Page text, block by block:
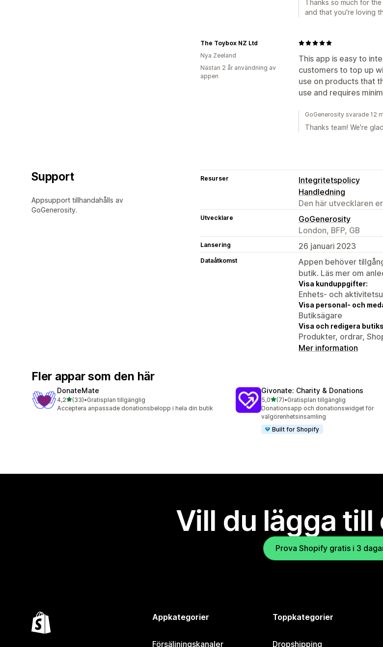
Thanks so much for
and that you're loving
This app is easy to
customers to top up
use on products that
use and requires
The Toybox NZ Ltd
Nya Zeeland
Nästan 2 år användning av
appen
GoGenerosity svarade 12
Thanks team! We're
Support
Appsupport tillhandahålls av
GoGenerosity.
Resurser
Integritetspolicy
Handledning
Den här utvecklaren
Utvecklare
GoGenerosity
London, BFP, GB
Lansering 26 januari 2023
Dataåtkomst
Appen behöver
butik. Läs mer om
Visa kunduppgifter:
Enhets- och
Visa personal- och
Butiksägare
Visa och redigera
Produkter, ordrar,
Mer information
Fler appar som den här
DonateMate
4,2av 5 stjärnor
(33)
33 recensioner totalt
•Gratisplan tillgänglig
Acceptera anpassade donationsbelopp i hela din butik
Givonate: Charity & Donations
5,0av 5 stjärnor
(7)
7 recensioner totalt
•Gratisplan tillgänglig
Donationsapp och donationswidget för
välgörenhetsinsamling
Built for Shopify
Vill du lägga till
Prova Shopify gratis i 3
Appkategorier
Försäljningskanaler
Toppkategorier
Dropshipping